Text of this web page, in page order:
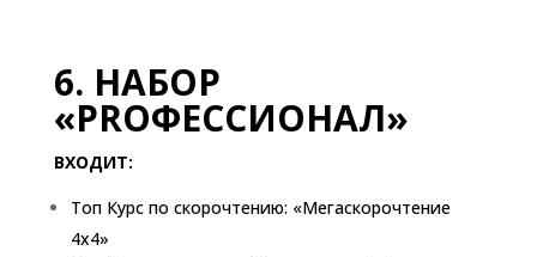
6. НАБОР
«РRОФЕССИОНАЛ»
ВХОДИТ:
Топ Курс по скорочтению: «Мегаскорочтение
4х4»